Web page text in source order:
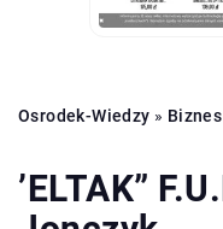
Osrodek-Wiedzy » Biznes
’ELTAK”